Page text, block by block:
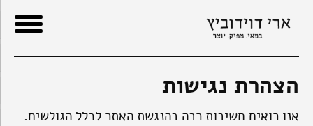
עבור
צור
הצהרת נגישות
אנו רואים חשיבות רבה בהנגשת האתר לכלל הגולשים.